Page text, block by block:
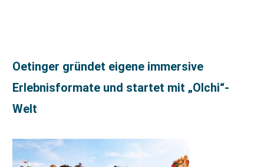
Oetinger gründet eigene immersive
Erlebnisformate und startet mit „Olchi“-
Welt